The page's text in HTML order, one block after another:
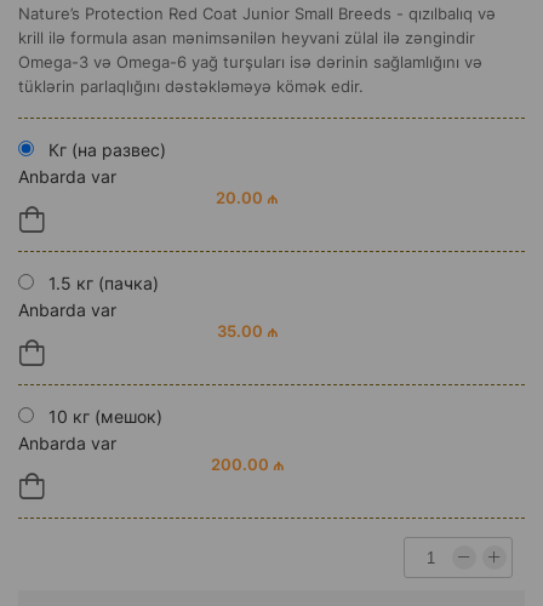
Nature’s Protection Red Coat Junior Small Breeds - qızılbalıq və
krill ilə formula asan mənimsənilən heyvani zülal ilə zəngindir
Omega-3 və Omega-6 yağ turşuları isə dərinin sağlamlığını və
tüklərin parlaqlığını dəstəkləməyə kömək edir.
Кг (на развес)
Anbarda var
20.00 ₼
1.5 кг (пачка)
Anbarda var
35.00 ₼
10 кг (мешок)
Anbarda var
200.00 ₼